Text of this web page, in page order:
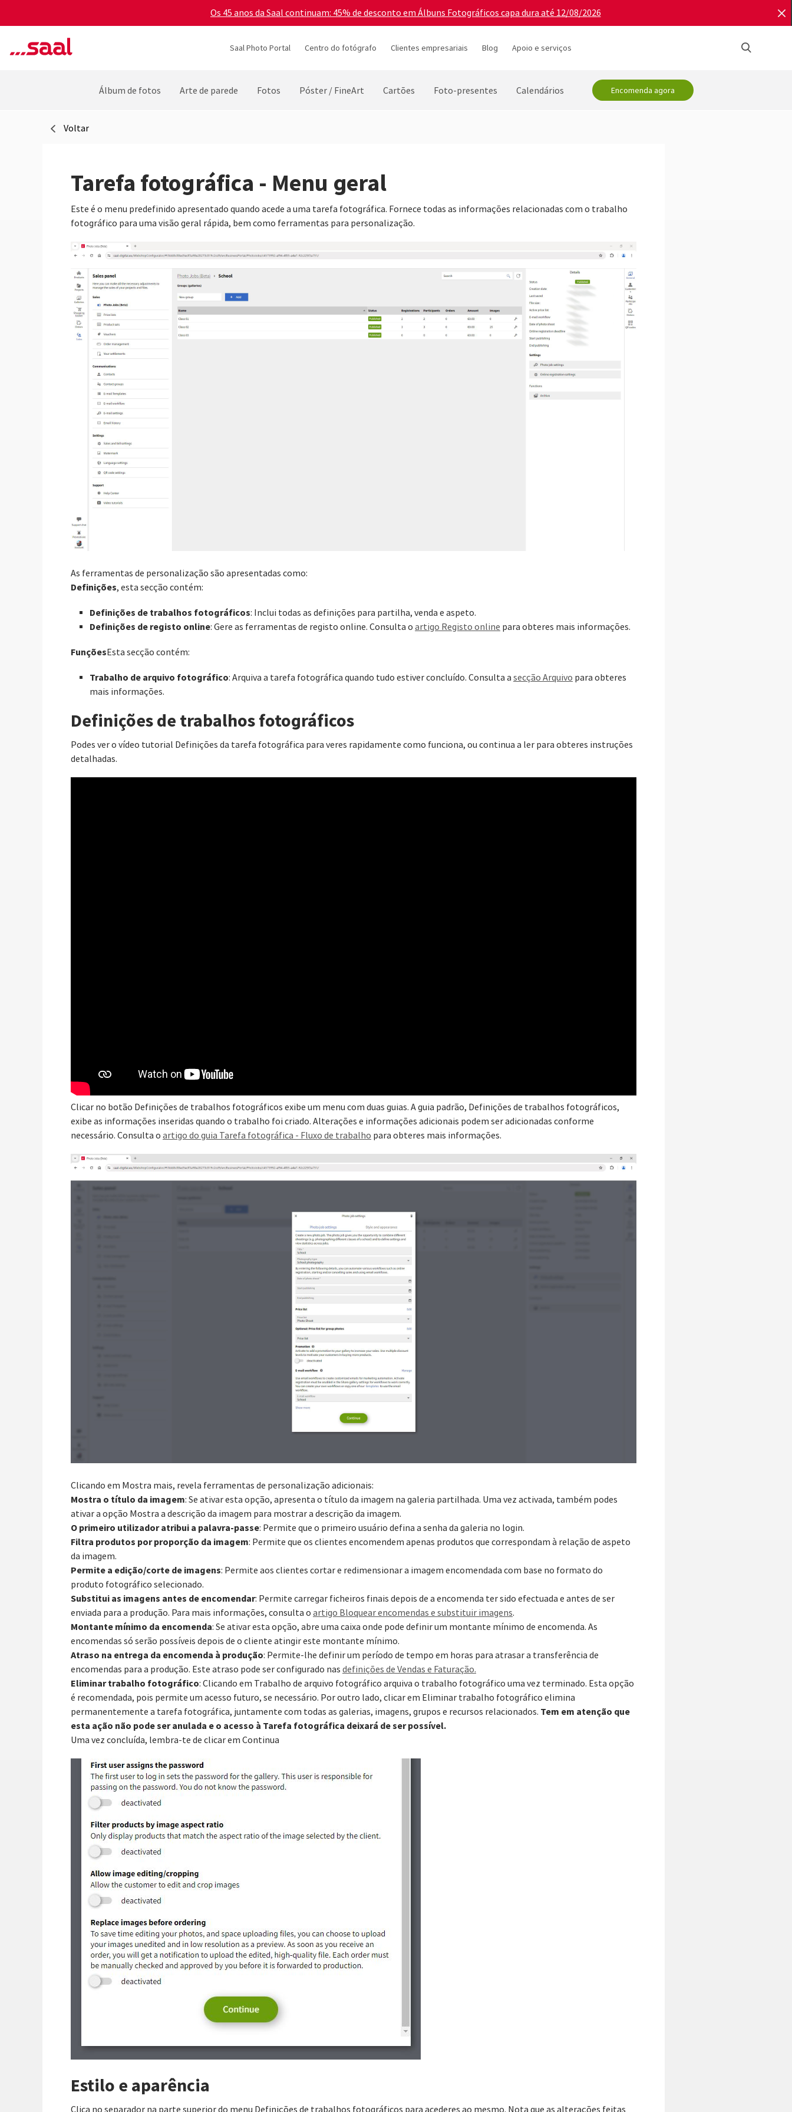
Os 45 anos da Saal continuam: 45% de desconto em Álbuns Fotográficos capa dura até 12/08/2026
Saal Photo Portal Centro do fotógrafo Clientes empresariais Blog Apoio e serviços
Álbum de fotos Arte de parede Fotos Póster / FineArt Cartões Foto-presentes Calendários Encomenda agora
Voltar
Tarefa fotográfica - Menu geral
Este é o menu predefinido apresentado quando acede a uma tarefa fotográfica. Fornece todas as informações relacionadas com o trabalho
fotográfico para uma visão geral rápida, bem como ferramentas para personalização.
As ferramentas de personalização são apresentadas como:
Definições, esta secção contém:
Definições de trabalhos fotográficos: Inclui todas as definições para partilha, venda e aspeto.
Definições de registo online: Gere as ferramentas de registo online. Consulta o artigo Registo online para obteres mais informações.
FunçõesEsta secção contém:
Trabalho de arquivo fotográfico: Arquiva a tarefa fotográfica quando tudo estiver concluído. Consulta a secção Arquivo para obteres
mais informações.
Definições de trabalhos fotográficos
Podes ver o vídeo tutorial Definições da tarefa fotográfica para veres rapidamente como funciona, ou continua a ler para obteres instruções
detalhadas.
Clicar no botão Definições de trabalhos fotográficos exibe um menu com duas guias. A guia padrão, Definições de trabalhos fotográficos,
exibe as informações inseridas quando o trabalho foi criado. Alterações e informações adicionais podem ser adicionadas conforme
necessário. Consulta o artigo do guia Tarefa fotográfica - Fluxo de trabalho para obteres mais informações.
Clicando em Mostra mais, revela ferramentas de personalização adicionais:
Mostra o título da imagem: Se ativar esta opção, apresenta o título da imagem na galeria partilhada. Uma vez activada, também podes
ativar a opção Mostra a descrição da imagem para mostrar a descrição da imagem.
O primeiro utilizador atribui a palavra-passe: Permite que o primeiro usuário defina a senha da galeria no login.
Filtra produtos por proporção da imagem: Permite que os clientes encomendem apenas produtos que correspondam à relação de aspeto
da imagem.
Permite a edição/corte de imagens: Permite aos clientes cortar e redimensionar a imagem encomendada com base no formato do
produto fotográfico selecionado.
Substitui as imagens antes de encomendar: Permite carregar ficheiros finais depois de a encomenda ter sido efectuada e antes de ser
enviada para a produção. Para mais informações, consulta o artigo Bloquear encomendas e substituir imagens.
Montante mínimo da encomenda: Se ativar esta opção, abre uma caixa onde pode definir um montante mínimo de encomenda. As
encomendas só serão possíveis depois de o cliente atingir este montante mínimo.
Atraso na entrega da encomenda à produção: Permite-lhe definir um período de tempo em horas para atrasar a transferência de
encomendas para a produção. Este atraso pode ser configurado nas definições de Vendas e Faturação.
Eliminar trabalho fotográfico: Clicando em Trabalho de arquivo fotográfico arquiva o trabalho fotográfico uma vez terminado. Esta opção
é recomendada, pois permite um acesso futuro, se necessário. Por outro lado, clicar em Eliminar trabalho fotográfico elimina
permanentemente a tarefa fotográfica, juntamente com todas as galerias, imagens, grupos e recursos relacionados. Tem em atenção que
esta ação não pode ser anulada e o acesso à Tarefa fotográfica deixará de ser possível.
Uma vez concluída, lembra-te de clicar em Continua
Estilo e aparência
Clica no separador na parte superior do menu Definições de trabalhos fotográficos para acederes ao mesmo. Nota que as alterações feitas